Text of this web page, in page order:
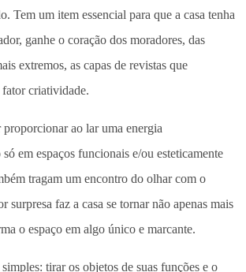
Tem um item essencial para que a casa tenha
ganhe o coração dos moradores, das
extremos, as capas de revistas que
criatividade.
ao lar uma energia
em espaços funcionais e/ou esteticamente
tragam um encontro do olhar com o
surpresa faz a casa se tornar não apenas mais
o espaço em algo único e marcante.
tirar os objetos de suas funções e o